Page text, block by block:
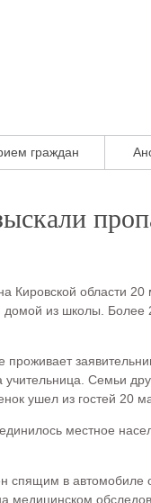
граждан
Кировской области
домой из школы.
Семьи
ушел из гостей 20
местное
спящим в автомобиле
медицинском